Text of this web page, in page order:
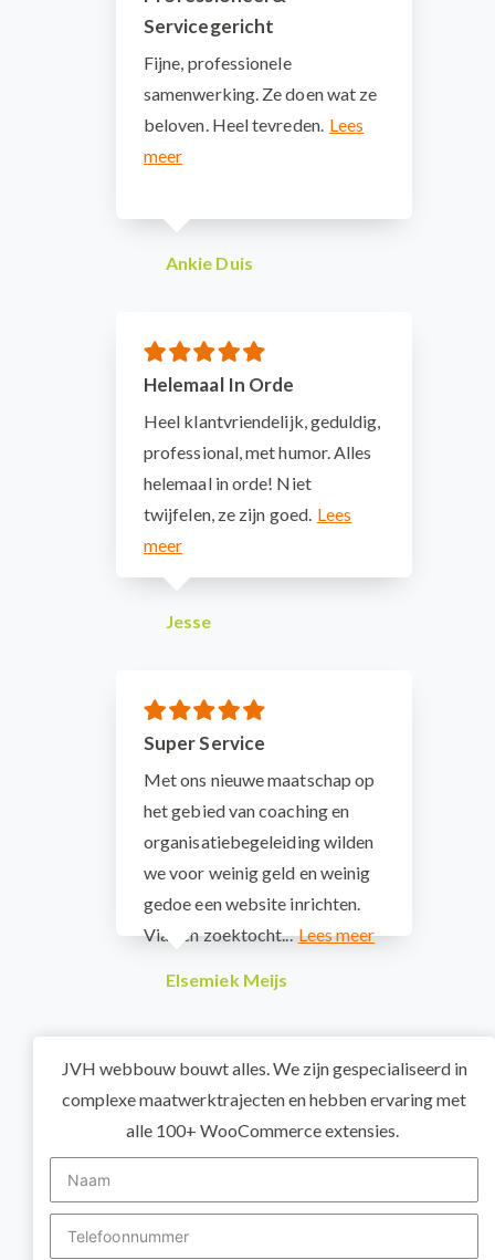
Servicegericht
Fijne, professionele
samenwerking. Ze doen wat ze
beloven. Heel tevreden.
Ankie Duis
Helemaal In Orde
Heel klantvriendelijk, geduldig,
professional, met humor. Alles
helemaal in orde! Niet
twijfelen, ze zijn goed.
Jesse
Super Service
Met ons nieuwe maatschap op
het gebied van coaching en
organisatiebegeleiding wilden
we voor weinig geld en weinig
gedoe een website inrichten.
Via een zoektocht...
Elsemiek Meijs
JVH webbouw bouwt alles. We zijn gespecialiseerd in
complexe maatwerktrajecten en hebben ervaring met
alle 100+ WooCommerce extensies.